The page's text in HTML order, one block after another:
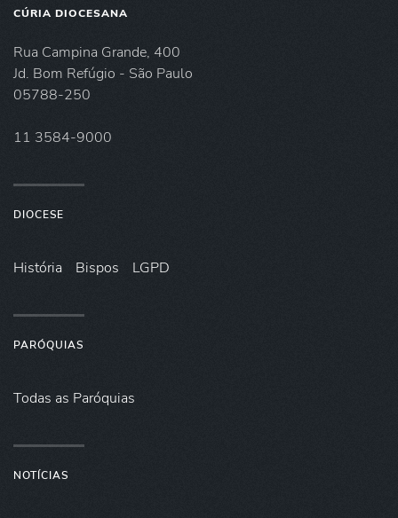
CÚRIA DIOCESANA
Rua Campina Grande, 400
Jd. Bom Refúgio - São Paulo
05788-250
11 3584-9000
DIOCESE
História Bispos LGPD
PARÓQUIAS
Todas as Paróquias
NOTÍCIAS